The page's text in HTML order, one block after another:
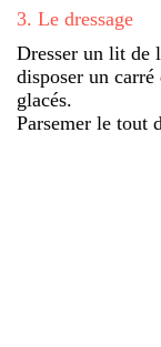
3. Le dressage
Dresser un lit de
disposer un
glacés.
Parsemer le tout